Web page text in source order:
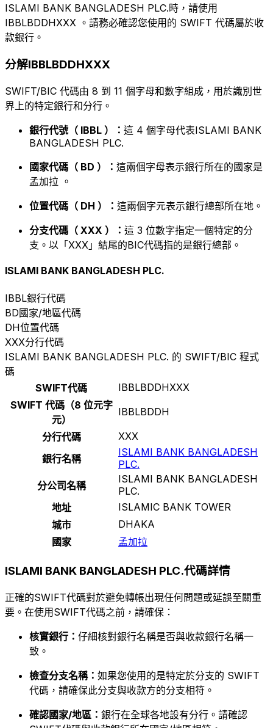
ISLAMI BANK BANGLADESH PLC.時，請使用
IBBLBDDHXXX 。請務必確認您使用的 SWIFT 代碼屬於收
款銀行。
分解IBBLBDDHXXX
SWIFT/BIC 代碼由 8 到 11 個字母和數字組成，用於識別世
界上的特定銀行和分行。
銀行代號（ IBBL ）： 這 4 個字母代表ISLAMI BANK
BANGLADESH PLC.
國家代碼（ BD ）： 這兩個字母表示銀行所在的國家是
孟加拉 。
位置代碼（ DH ）： 這兩個字元表示銀行總部所在地。
分支代碼（ XXX ）： 這 3 位數字指定一個特定的分
支。以「XXX」結尾的BIC代碼指的是銀行總部。
ISLAMI BANK BANGLADESH PLC.
IBBL銀行代碼
BD國家/地區代碼
DH位置代碼
XXX分行代碼
ISLAMI BANK BANGLADESH PLC. 的 SWIFT/BIC 程式
碼
SWIFT代碼
IBBLBDDHXXX
SWIFT 代碼（8 位元字
元）
IBBLBDDH
分行代碼
XXX
銀行名稱
ISLAMI BANK BANGLADESH
PLC.
分公司名稱
ISLAMI BANK BANGLADESH
PLC.
地址
ISLAMIC BANK TOWER
城市
DHAKA
國家
孟加拉
ISLAMI BANK BANGLADESH PLC.代碼詳情
正確的SWIFT代碼對於避免轉帳出現任何問題或延誤至關重
要。在使用SWIFT代碼之前，請確保：
核實銀行： 仔細核對銀行名稱是否與收款銀行名稱一
致。
檢查分支名稱： 如果您使用的是特定於分支的 SWIFT
代碼，請確保此分支與收款方的分支相符。
確認國家/地區： 銀行在全球各地設有分行。請確認